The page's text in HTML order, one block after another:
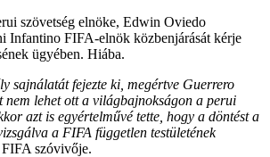
szövetség elnöke, Edwin Oviedo
Infantino FIFA-elnök közbenjárását kérje
ügyében. Hiába.
sajnálatát fejezte ki, megértve Guerrero
nem lehet ott a világbajnokságon a perui
azt is egyértelművé tette, hogy a döntést a
a FIFA független testületének
szóvivője.